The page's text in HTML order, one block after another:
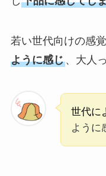
若い世代向けの感
ように感じ、大人
世代に
ように